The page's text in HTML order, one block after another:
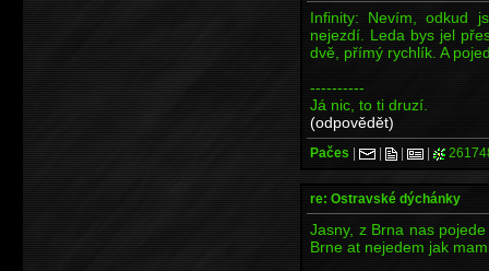
Infinity: Nevím, odkud
nejezdí. Leda bys jel
dvě, přímý rychlík. A
----------
Já nic, to ti druzí.
(odpovědět)
Pačes | | | |
re: Ostravské dýchánky
Jasny, z Brna nas
Brne at nejedem jak